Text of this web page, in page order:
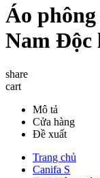
Áo
Nam Độc
share
cart
Mô tả
Cửa hàng
Đề xuất
Trang chủ
Canifa S